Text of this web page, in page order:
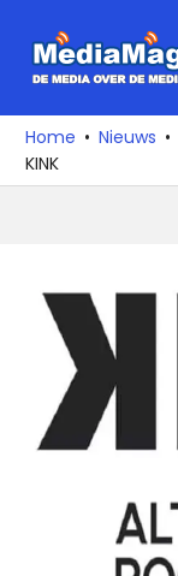
naar
media
over
de
Home Nieuws
KINK